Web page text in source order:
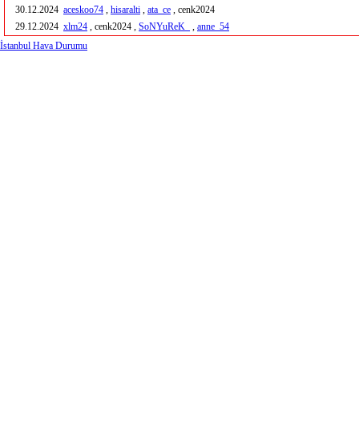
30.12.2024 aceskoo74 , hisaralti , ata_ce , cenk2024
29.12.2024 xlm24 , cenk2024 , SoNYuReK_ , anne_54
İstanbul Hava Durumu